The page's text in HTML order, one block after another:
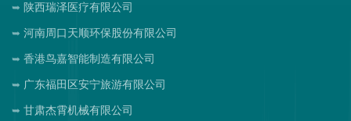
陕西瑞泽医疗有限公司
河南周口天顺环保股份有限公司
香港鸟嘉智能制造有限公司
广东福田区安宁旅游有限公司
甘肃杰霄机械有限公司